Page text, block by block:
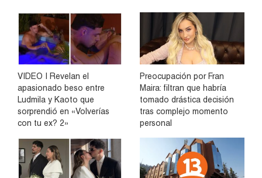
VIDEO | Revelan el
apasionado beso entre
Ludmila y Kaoto que
sorprendió en «Volverías
con tu ex? 2»
Preocupación por Fran
Maira: filtran que habría
tomado drástica decisión
tras complejo momento
personal